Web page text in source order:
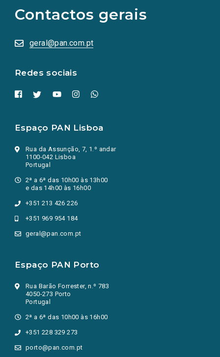
Contactos gerais
geral@pan.com.pt
Redes sociais
redes
sociais
numa
nova
Espaço PAN Lisboa
Rua da Assunção, 7, 1.º andar
1100-042 Lisboa
Portugal
2ª a 6ª das 10h00 às 13h00
e das 14h00 às 16h00
+351 213 426 226
+351 969 954 184
geral@pan.com.pt
Espaço PAN Porto
Rua Barão Forrester, n.º 783
4050-273 Porto
Portugal
2ª a 6ª das 10h00 às 16h00
+351 228 329 273
porto@pan.com.pt